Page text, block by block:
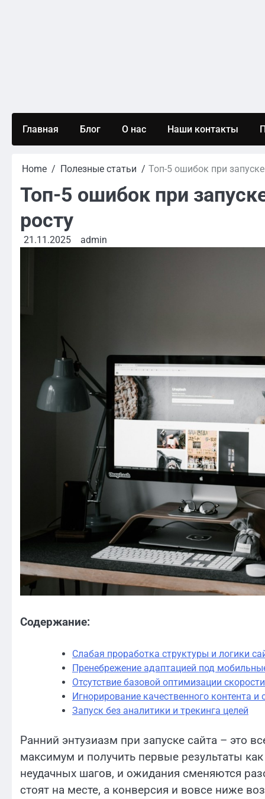
Главная Блог О нас Наши контакты
Home Полезные статьи Топ-5 ошибок при
Топ-5 ошибок при
росту
21.11.2025 admin
Содержание:
Слабая проработка структуры и логики
Пренебрежение адаптацией под
Отсутствие базовой оптимизации
Игнорирование качественного контента
Запуск без аналитики и трекинга целей
Ранний энтузиазм при запуске сайта – это
максимум и получить первые результаты
неудачных шагов, и ожидания сменяются
стоят на месте, а конверсия и вовсе ниже